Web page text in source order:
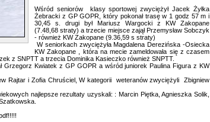
Wśród seniorów klasy sportowej zwyciężył Jacek Żyłka
Żebracki z GP GOPR, który pokonał trasę w 1 godz 57 m i
30,45 s. drugi był Mariusz Wargocki z KW Zakopane
(7.48,68 straty) a trzecie miejsce zajął Przemysław Sobczyk
- również KW Zakopane (9.36,59 s straty)
W seniorkach zwyciężyła Magdalena Derezińska -Osiecka
KW Zakopane , która na mecie zameldowała się z czasem
z SNPTT a trzecia Dominika Kasieczko również SNPTT.
Grzegorz Kwiatek z GP GOPR a wśród juniorek Paulina Figura z KW
Rajtar i Zofia Chruściel, W kategorii weteranów zwyciężyli Zbigniew
najlepsze rezultaty uzyskali: : Marcin Piętka, Agnieszka Solik,